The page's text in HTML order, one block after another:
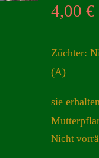
4,00€
Züchter:
(A)
sie
Nicht